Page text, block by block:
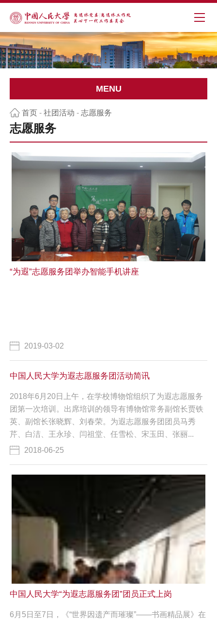
MENU
首页 - 社团活动 - 志愿服务
志愿服务
“为遐”志愿服务团举办智能手机讲座
2019-03-02
中国人民大学为遐志愿服务团活动简讯
2018年6月20日上午，在学校博物馆组织了为遐志愿服务
团第一次培训。出席培训的领导有博物馆常务副馆长贾铁
英、副馆长张晓辉、刘春荣。为遐志愿服务团团员马秀
芹、白洁、王永珍、闫祖堂、任雪松、宋玉田、张丽...
2018-06-25
中国人民大学“为遐志愿服务团”团员正式上岗
6月5日至7日，《“世界因遗产而璀璨”——书画精品展》在